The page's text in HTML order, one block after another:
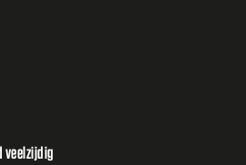
veelzijdig